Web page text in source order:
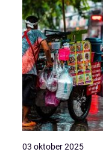
03 oktober 2025